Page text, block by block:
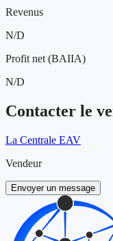
Revenus
N/D
Profit net (BAIIA)
N/D
Contacter le
La Centrale EAV
Vendeur
Envoyer un message